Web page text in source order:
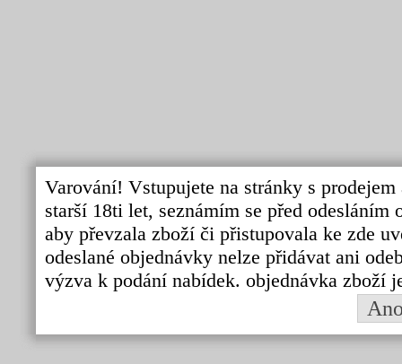
Varování! Vstupujete na stránky s
starší 18ti let, seznámím se před
aby převzala zboží či přistupovala ke zde
odeslané objednávky nelze přidávat ani
výzva k podání nabídek. objednávka zboží